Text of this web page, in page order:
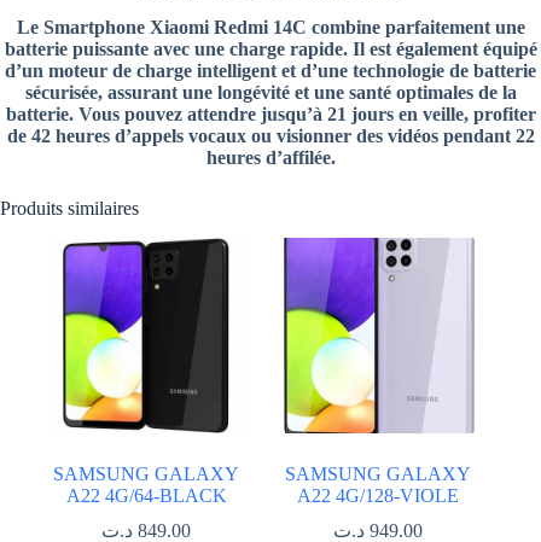
Le Smartphone Xiaomi Redmi 14C combine parfaitement une
batterie puissante avec une charge rapide. Il est également équipé
d’un moteur de charge intelligent et d’une technologie de batterie
sécurisée, assurant une longévité et une santé optimales de la
batterie. Vous pouvez attendre jusqu’à 21 jours en veille, profiter
de 42 heures d’appels vocaux ou visionner des vidéos pendant 22
heures d’affilée.
Produits similaires
SAMSUNG GALAXY
A22 4G/64-BLACK
849.00 د.ت
SAMSUNG GALAXY
A22 4G/128-VIOLE
949.00 د.ت